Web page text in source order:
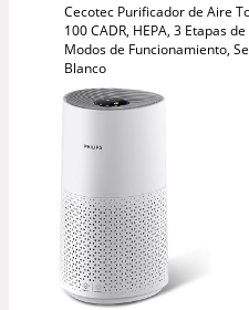
Cecotec Purificador de Aire
100 CADR, HEPA, 3 Etapas
Modos de Funcionamiento,
Blanco